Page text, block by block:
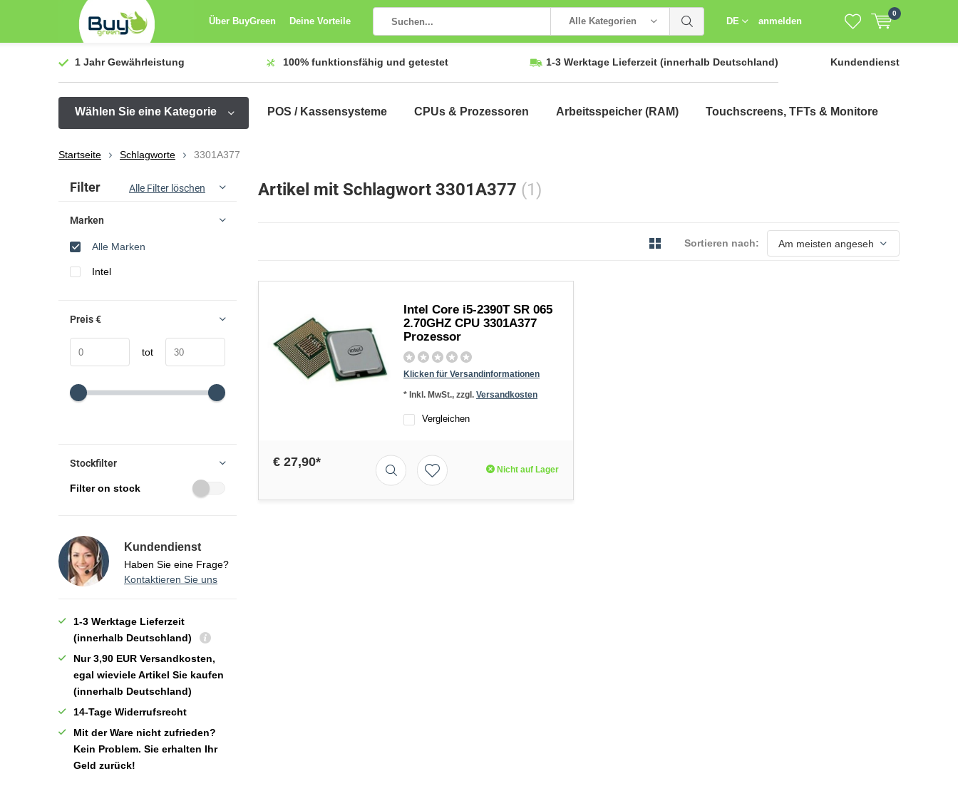
Über BuyGreen Deine Vorteile Alle Kategorien DE anmelden
0
1 JahrGewährleistung 100% funktionsfähig und getestet 1-3 Werktage Lieferzeit (innerhalb Deutschland) Kundendienst
Wählen Sie eine Kategorie POS / Kassensysteme CPUs & Prozessoren Arbeitsspeicher (RAM) Touchscreens, TFTs & Monitore
Startseite Schlagworte 3301A377
Artikel mit Schlagwort 3301A377 (1)
Sortieren nach:
Intel Core i5-2390T SR 065
2.70GHZ CPU 3301A377
Prozessor
Klicken für Versandinformationen
* Inkl. MwSt., zzgl. Versandkosten
Vergleichen
€ 27,90*
Nicht auf Lager
Sortieren nach:
Filter Alle Filter löschen
Marken
Alle Marken
Intel
Preis€
tot
Stockfilter
Filter on stock
Kundendienst
Haben Sie eine Frage?
Kontaktieren Sie uns
1-3 Werktage Lieferzeit
(innerhalb Deutschland)
Nur 3,90 EUR Versandkosten,
egal wieviele Artikel Sie kaufen
(innerhalb Deutschland)
14-Tage Widerrufsrecht
Mit der Ware nicht zufrieden?
Kein Problem. Sie erhalten Ihr
Geld zurück!